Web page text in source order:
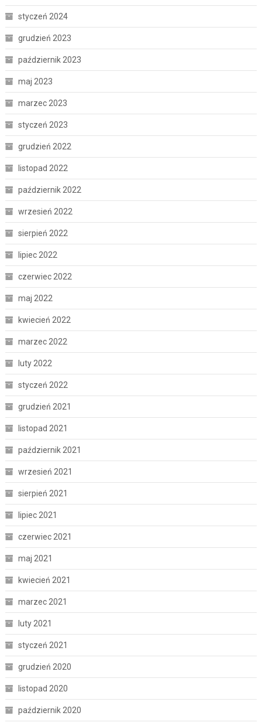
styczeń 2024
grudzień 2023
październik 2023
maj 2023
marzec 2023
styczeń 2023
grudzień 2022
listopad 2022
październik 2022
wrzesień 2022
sierpień 2022
lipiec 2022
czerwiec 2022
maj 2022
kwiecień 2022
marzec 2022
luty 2022
styczeń 2022
grudzień 2021
listopad 2021
październik 2021
wrzesień 2021
sierpień 2021
lipiec 2021
czerwiec 2021
maj 2021
kwiecień 2021
marzec 2021
luty 2021
styczeń 2021
grudzień 2020
listopad 2020
październik 2020